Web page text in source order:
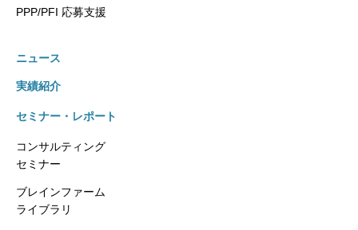
PPP/PFI 応募支援
ニュース
実績紹介
セミナー・レポート
コンサルティング
セミナー
ブレインファーム
ライブラリ